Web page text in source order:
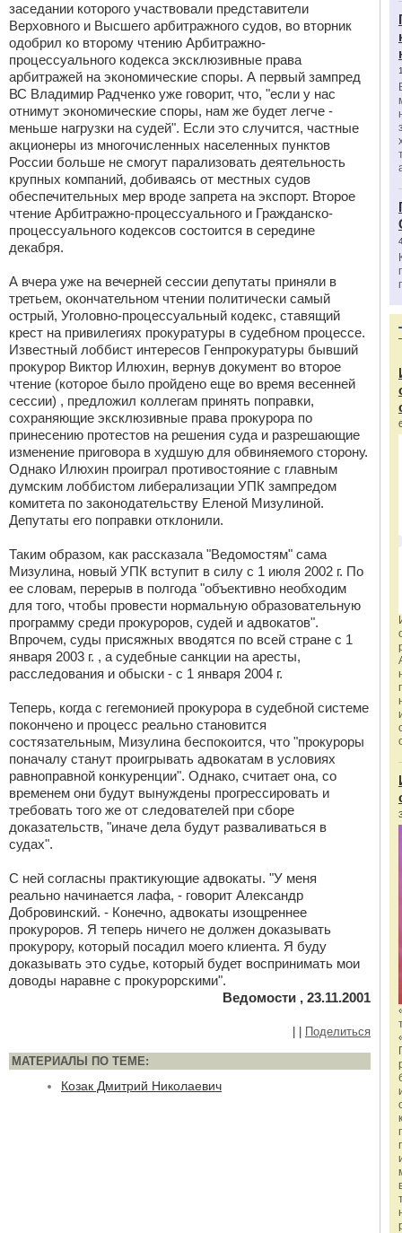
заседании которого участвовали представители
Верховного и Высшего арбитражного судов, во вторник
одобрил ко второму чтению Арбитражно-
процессуального кодекса эксклюзивные права
арбитражей на экономические споры. А первый зампред
ВС Владимир Радченко уже говорит, что, "если у нас
отнимут экономические споры, нам же будет легче -
меньше нагрузки на судей". Если это случится, частные
акционеры из многочисленных населенных пунктов
России больше не смогут парализовать деятельность
крупных компаний, добиваясь от местных судов
обеспечительных мер вроде запрета на экспорт. Второе
чтение Арбитражно-процессуального и Гражданско-
процессуального кодексов состоится в середине
декабря.
А вчера уже на вечерней сессии депутаты приняли в
третьем, окончательном чтении политически самый
острый, Уголовно-процессуальный кодекс, ставящий
крест на привилегиях прокуратуры в судебном процессе.
Известный лоббист интересов Генпрокуратуры бывший
прокурор Виктор Илюхин, вернув документ во второе
чтение (которое было пройдено еще во время весенней
сессии) , предложил коллегам принять поправки,
сохраняющие эксклюзивные права прокурора по
принесению протестов на решения суда и разрешающие
изменение приговора в худшую для обвиняемого сторону.
Однако Илюхин проиграл противостояние с главным
думским лоббистом либерализации УПК зампредом
комитета по законодательству Еленой Мизулиной.
Депутаты его поправки отклонили.
Таким образом, как рассказала "Ведомостям" сама
Мизулина, новый УПК вступит в силу с 1 июля 2002 г. По
ее словам, перерыв в полгода "объективно необходим
для того, чтобы провести нормальную образовательную
программу среди прокуроров, судей и адвокатов".
Впрочем, суды присяжных вводятся по всей стране с 1
января 2003 г. , а судебные санкции на аресты,
расследования и обыски - с 1 января 2004 г.
Теперь, когда с гегемонией прокурора в судебной системе
покончено и процесс реально становится
состязательным, Мизулина беспокоится, что "прокуроры
поначалу станут проигрывать адвокатам в условиях
равноправной конкуренции". Однако, считает она, со
временем они будут вынуждены прогрессировать и
требовать того же от следователей при сборе
доказательств, "иначе дела будут разваливаться в
судах".
С ней согласны практикующие адвокаты. "У меня
реально начинается лафа, - говорит Александр
Добровинский. - Конечно, адвокаты изощреннее
прокуроров. Я теперь ничего не должен доказывать
прокурору, который посадил моего клиента. Я буду
доказывать это судье, который будет воспринимать мои
доводы наравне с прокурорскими".
Ведомости , 23.11.2001
Поделиться
МАТЕРИАЛЫ ПО ТЕМЕ:
Козак Дмитрий Николаевич